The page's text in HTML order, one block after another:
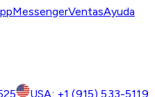
MessengerVentasAyuda
USA: +1 (915) 533-5119